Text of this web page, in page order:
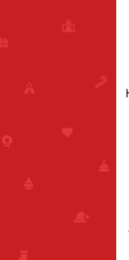
Kuhnert Räuchermann
Steuerzone / Lieferland